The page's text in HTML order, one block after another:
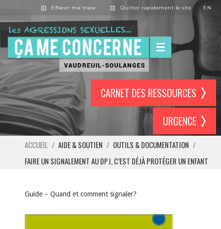
Quitter rapidement le site
Effacer ma trace EN
CARNET DES RESSOURCES
URGENCE
ACCUEIL / AIDE & SOUTIEN / OUTILS & DOCUMENTATION /
FAIRE UN SIGNALEMENT AU DPJ, C’EST DÉJÀ PROTÉGER UN ENFANT
Guide – Quand et comment signaler?